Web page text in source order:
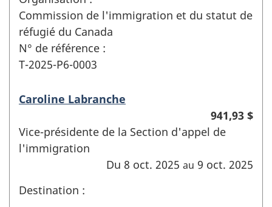
Commission de l'immigration et du statut de
réfugié du Canada
N° de référence :
T-2025-P6-0003
Caroline Labranche
941,93 $
Vice-présidente de la Section d'appel de
l'immigration
Du 8 oct. 2025 au 9 oct. 2025
Destination :